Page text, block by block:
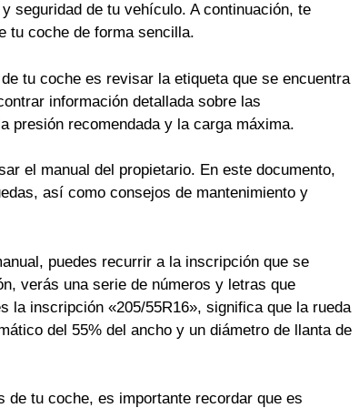
seguridad de tu vehículo. A continuación, te
tu coche de forma sencilla.
tu coche es revisar la etiqueta que se encuentra
información detallada sobre las
presión recomendada y la carga máxima.
el manual del propietario. En este documento,
así como consejos de mantenimiento y
puedes recurrir a la inscripción que se
verás una serie de números y letras que
la inscripción «205/55R16», significa que la rueda
del 55% del ancho y un diámetro de llanta de
de tu coche, es importante recordar que es